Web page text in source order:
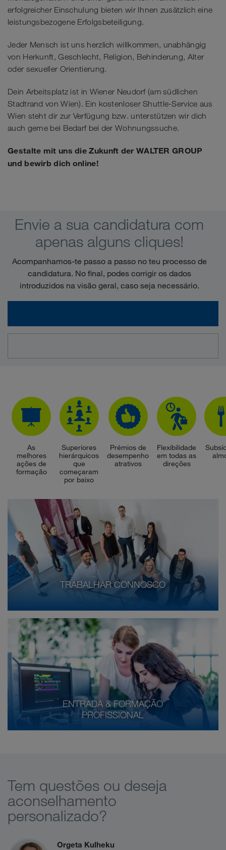
erfolgreicher Einschulung bieten wir Ihnen zusätzlich eine
leistungsbezogene Erfolgsbeteiligung.
Jeder Mensch ist uns herzlich willkommen, unabhängig
von Herkunft, Geschlecht, Religion, Behinderung, Alter
oder sexueller Orientierung.
Dein Arbeitsplatz ist in Wiener Neudorf (am südlichen
Stadtrand von Wien). Ein kostenloser Shuttle-Service aus
Wien steht dir zur Verfügung bzw. unterstützen wir dich
auch gerne bei Bedarf bei der Wohnungssuche.
Gestalte mit uns die Zukunft der WALTER GROUP
und bewirb dich online!
Envie a sua candidatura com
apenas alguns cliques!
Acompanhamos-te passo a passo no teu processo de
candidatura. No final, podes corrigir os dados
introduzidos na visão geral, caso seja necessário.
As
melhores
ações de
formação
Superiores
hierárquicos
que
começaram
por baixo
Prémios de
desempenho
atrativos
Flexibilidade
em todas as
direções
TRABALHAR CONNOSCO
ENTRADA & FORMAÇÃO
PROFISSIONAL
Tem questões ou deseja
aconselhamento
personalizado?
Orgeta Kulheku